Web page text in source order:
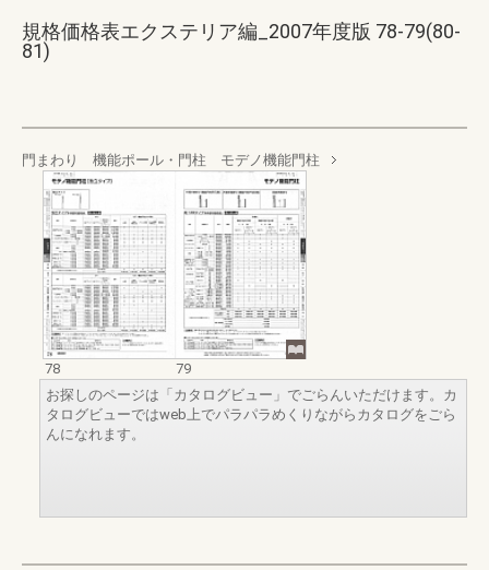
規格価格表エクステリア編_2007年度版 78-79(80-
81)
門まわり 機能ポール・門柱 モデノ機能門柱
78
79
お探しのページは「カタログビュー」でごらんいただけます。カ
タログビューではweb上でパラパラめくりながらカタログをごら
んになれます。